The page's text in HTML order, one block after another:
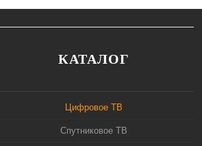
КАТАЛОГ
Цифровое ТВ
Спутниковое ТВ